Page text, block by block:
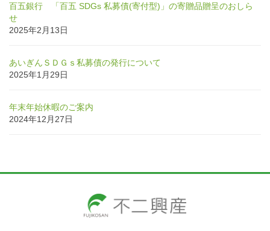
百五銀行 「百五 SDGs 私募債(寄付型)」の寄贈品贈呈のおしら
せ
2025年2月13日
あいぎんＳＤＧｓ私募債の発行について
2025年1月29日
年末年始休暇のご案内
2024年12月27日